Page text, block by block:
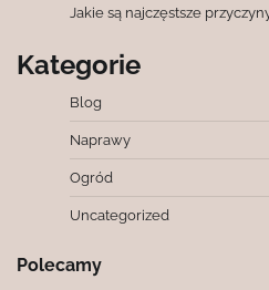
Jakie są najczęstsze
Kategorie
Blog
Naprawy
Ogród
Uncategorized
Polecamy